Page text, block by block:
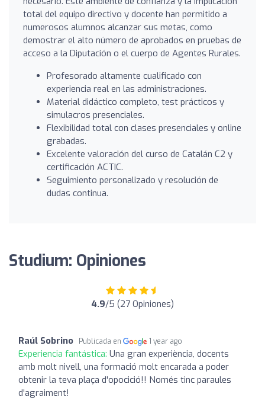
total del equipo directivo y docente han permitido a
numerosos alumnos alcanzar sus metas, como
demostrar el alto número de aprobados en pruebas de
acceso a la Diputación o el cuerpo de Agentes Rurales.
Profesorado altamente cualificado con
experiencia real en las administraciones.
Material didáctico completo, test prácticos y
simulacros presenciales.
Flexibilidad total con clases presenciales y online
grabadas.
Excelente valoración del curso de Catalán C2 y
certificación ACTIC.
Seguimiento personalizado y resolución de
dudas continua.
Studium: Opiniones
4.9/5 (27 Opiniones)
Raúl Sobrino Publicada en 1 year ago
Experiencia fantástica: Una gran experiència, docents
amb molt nivell, una formació molt encarada a poder
obtenir la teva plaça d'opocició!! Només tinc paraules
d'agraiment!